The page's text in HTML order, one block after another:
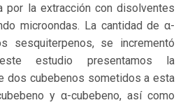
por la extracción con disolventes
microondas. La cantidad de α-
sesquiterpenos, se incrementó
estudio presentamos la
dos cubebenos sometidos a esta
y α-cubebeno, así como